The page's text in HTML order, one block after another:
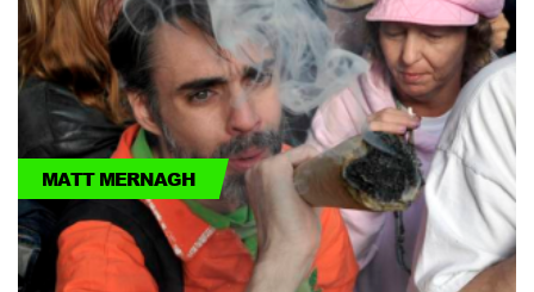
MATT MERNAGH